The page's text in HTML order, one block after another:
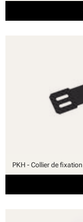
PKH - Collier de fixation